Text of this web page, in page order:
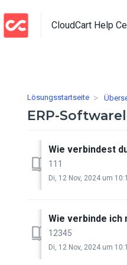
CloudCart Help
Lösungsstartseite
ERP-
Wie verbindest
111
Di, 12 Nov, 2024 um
Wie verbinde ich
12345
Di, 12 Nov, 2024 um